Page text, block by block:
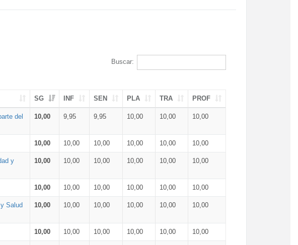
Buscar:
SG INF SEN PLA TRA PROF
del
10,00 9,95 9,95 10,00 10,00 10,00
10,00 10,00 10,00 10,00 10,00 10,00
y
10,00 10,00 10,00 10,00 10,00 10,00
10,00 10,00 10,00 10,00 10,00 10,00
Salud
10,00 10,00 10,00 10,00 10,00 10,00
10,00 10,00 10,00 10,00 10,00 10,00